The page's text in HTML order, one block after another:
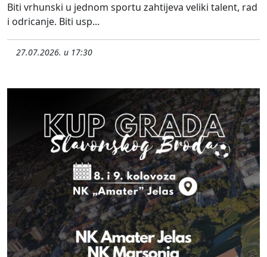
Biti vrhunski u jednom sportu zahtijeva veliki talent, rad
i odricanje. Biti usp...
27.07.2026. u 17:30